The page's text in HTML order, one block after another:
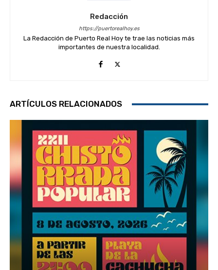
Redacción
https://puertorealhoy.es
La Redacción de Puerto Real Hoy te trae las noticias más
importantes de nuestra localidad.
ARTÍCULOS RELACIONADOS